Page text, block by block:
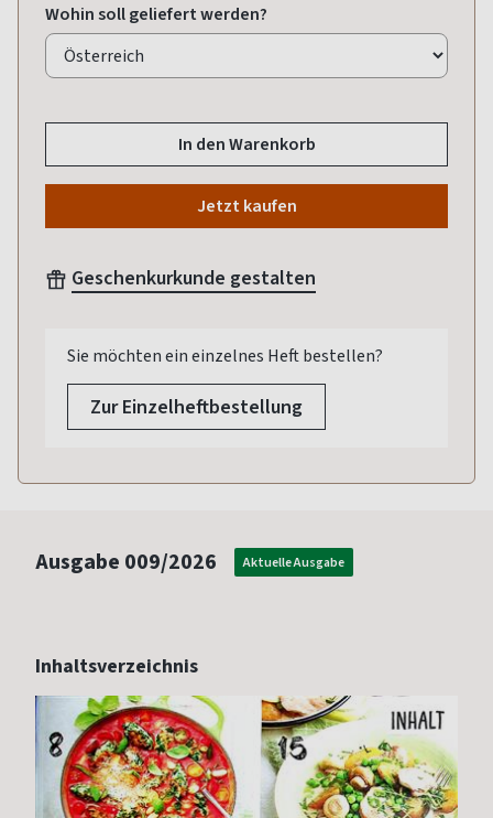
Wohin soll geliefert werden?
In den Warenkorb
Jetzt kaufen
Geschenkurkunde gestalten
Sie möchten ein einzelnes Heft bestellen?
Zur Einzelheftbestellung
Ausgabe 009/2026 Aktuelle Ausgabe
Inhaltsverzeichnis